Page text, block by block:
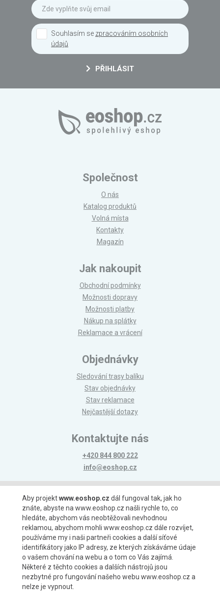
Souhlasím se zpracováním osobních
údajů
PŘIHLÁSIT
Společnost
O nás
Katalog produktů
Volná místa
Kontakty
Magazín
Jak nakoupit
Obchodní podmínky
Možnosti dopravy
Možnosti platby
Nákup na splátky
Reklamace a vrácení
Objednávky
Sledování trasy balíku
Stav objednávky
Stav reklamace
Nejčastější dotazy
Kontaktujte nás
+420 844 800 222
info@eoshop.cz
Možnosti platby
Možnosti dopravy
Aby projektwww.eoshop.cz dál fungoval tak, jak ho
znáte, abyste na www.eoshop.cz našli rychle to, co
hledáte, abychom vás neobtěžovali nevhodnou
reklamou, abychom mohli www.eoshop.cz dále rozvíjet,
používáme my i naši partneři cookies a další síťové
identifikátory jako IP adresy, ze kterých získáváme údaje
o vašem chování na webu a o tom co Vás zajímá.
Některé z těchto cookies a dalších nástrojů jsou
nezbytné pro fungování našeho webu www.eoshop.cz a
nelze je vypnout.